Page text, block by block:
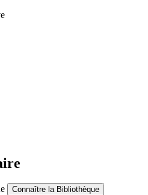
Connaître la Bibliothèque